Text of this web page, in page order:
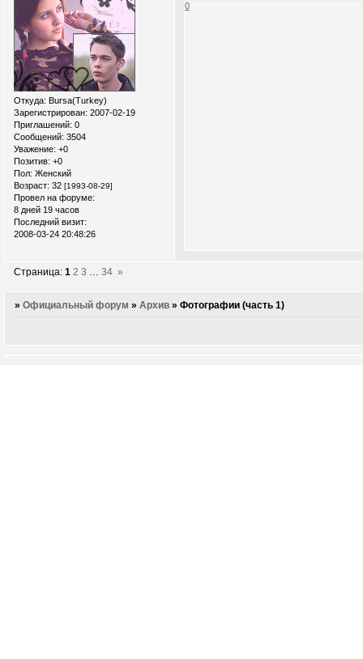
Откуда: Bursa(Turkey)
Зарегистрирован: 2007-02-19
Приглашений: 0
Сообщений: 3504
Уважение: +0
Позитив: +0
Пол: Женский
Возраст: 32 [1993-08-29]
Провел на форуме:
8 дней 19 часов
Последний визит:
2008-03-24 20:48:26
0
Страница:1 2 3 34 »
»Официальный форум »Архив »Фотографии (часть 1)